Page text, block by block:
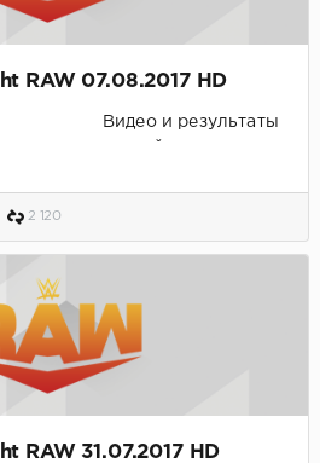
RAW 07.08.2017 HD
Видео и результаты
2 120
RAW 31.07.2017 HD